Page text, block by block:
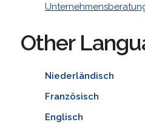
Other
Niederländisch
Französisch
Englisch